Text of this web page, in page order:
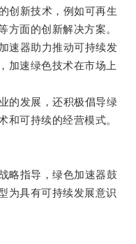
新技术，例如可再生
方面的创新解决方案。
器助力推动可持续发
加速绿色技术在市场上
发展，还积极倡导绿
和可持续的经营模式。
指导，绿色加速器鼓
为具有可持续发展意识